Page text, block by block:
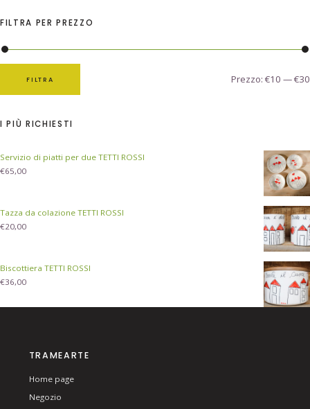
FILTRA PER PREZZO
FILTRA Prezzo: €10 —€30
I PIÙ RICHIESTI
Servizio di piatti per due TETTI ROSSI
€65,00
Tazza da colazione TETTI ROSSI
€20,00
Biscottiera TETTI ROSSI
€36,00
TRAMEARTE
Home page
Negozio